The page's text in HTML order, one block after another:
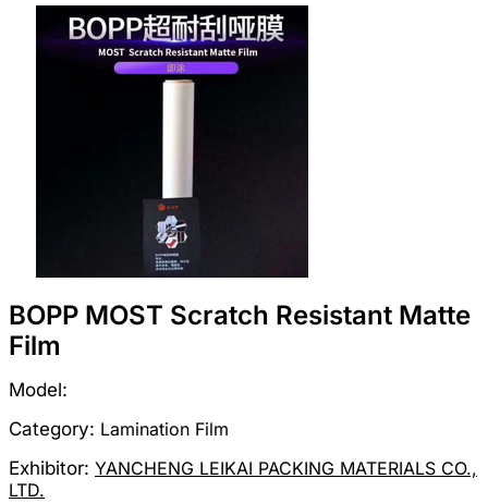
BOPP MOST Scratch Resistant Matte
Film
Model:
Category: Lamination Film
Exhibitor: YANCHENG LEIKAI PACKING MATERIALS CO.,
LTD.